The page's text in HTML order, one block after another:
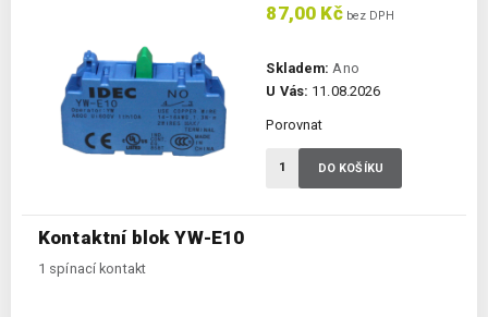
Kontaktní blok YW-E10
1 spínací kontakt
87,00 Kčbez DPH
Skladem: Ano
U Vás: 11.08.2026
Porovnat
DO KOŠÍKU